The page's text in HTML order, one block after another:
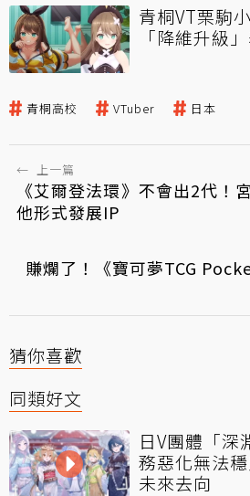
青桐VT栗駒
「降維升級
青桐高校 VTuber 日本
← 上一篇
《艾爾登法環》不會出2代！
他形式發展IP
賺爛了！《寶可夢TCG
猜你喜歡
同類好文
日V團體「深
務惡化無法
未來去向